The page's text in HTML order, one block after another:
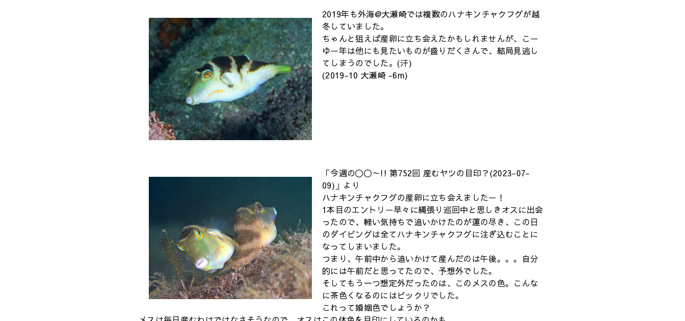
2019年も外海@大瀬崎では複数のハナキンチャクフグが越
冬していました。
ちゃんと狙えば産卵に立ち会えたかもしれませんが、こー
ゆー年は他にも見たいものが盛りだくさんで、結局見逃し
てしまうのでした。(汗)
(2019-10 大瀬崎 -6m)
「今週の〇〇～!! 第752回 産むヤツの目印？(2023-07-
09)」より
ハナキンチャクフグの産卵に立ち会えましたー！
1本目のエントリー早々に縄張り巡回中と思しきオスに出会
ったので、軽い気持ちで追いかけたのが運の尽き、この日
のダイビングは全てハナキンチャクフグに注ぎ込むことに
なってしまいました。
つまり、午前中から追いかけて産んだのは午後。。。自分
的には午前だと思ってたので、予想外でした。
そしてもう一つ想定外だったのは、このメスの色。こんな
に茶色くなるのにはビックリでした。
これって婚姻色でしょうか？